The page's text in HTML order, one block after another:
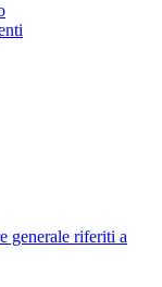
generale riferiti a